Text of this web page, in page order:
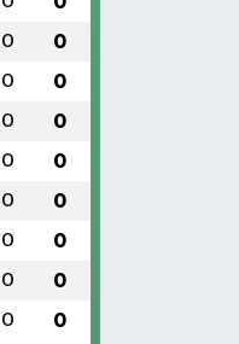
0 0
0 0
0 0
0 0
0 0
0 0
0 0
0 0